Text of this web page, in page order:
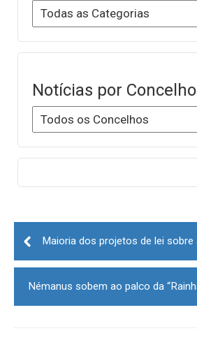
Notícias por Concelho
Post
navigation